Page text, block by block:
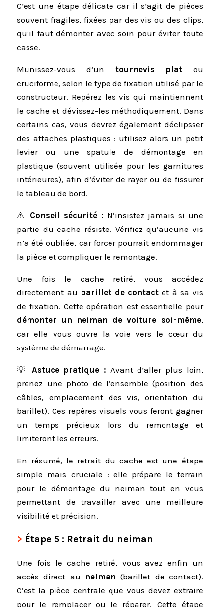
C’est une étape délicate car il s’agit de pièces
souvent fragiles, fixées par des vis ou des clips,
qu’il faut démonter avec soin pour éviter toute
casse.
Munissez-vous d’un tournevis plat ou
cruciforme, selon le type de fixation utilisé par le
constructeur. Repérez les vis qui maintiennent
le cache et dévissez-les méthodiquement. Dans
certains cas, vous devrez également déclipsser
des attaches plastiques : utilisez alors un petit
levier ou une spatule de démontage en
plastique (souvent utilisée pour les garnitures
intérieures), afin d’éviter de rayer ou de fissurer
le tableau de bord.
⚠️ Conseil sécurité : N’insistez jamais si une
partie du cache résiste. Vérifiez qu’aucune vis
n’a été oubliée, car forcer pourrait endommager
la pièce et compliquer le remontage.
Une fois le cache retiré, vous accédez
directement au barillet de contact et à sa vis
de fixation. Cette opération est essentielle pour
démonter un neiman de voiture soi-même,
car elle vous ouvre la voie vers le cœur du
système de démarrage.
💡 Astuce pratique : Avant d’aller plus loin,
prenez une photo de l’ensemble (position des
câbles, emplacement des vis, orientation du
barillet). Ces repères visuels vous feront gagner
un temps précieux lors du remontage et
limiteront les erreurs.
En résumé, le retrait du cache est une étape
simple mais cruciale : elle prépare le terrain
pour le démontage du neiman tout en vous
permettant de travailler avec une meilleure
visibilité et précision.
Étape 5 : Retrait du neiman
Une fois le cache retiré, vous avez enfin un
accès direct au neiman (barillet de contact).
C’est la pièce centrale que vous devez extraire
pour le remplacer ou le réparer. Cette étape